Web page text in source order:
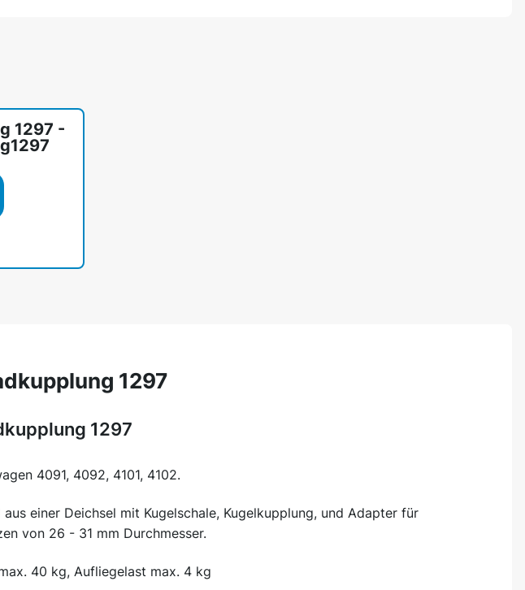
1297 -
1297
1297
4091, 4092, 4101, 4102.
aus einer Deichsel mit Kugelschale, Kugelkupplung, und Adapter für
von 26 - 31 mm Durchmesser.
40 kg, Aufliegelast max. 4 kg